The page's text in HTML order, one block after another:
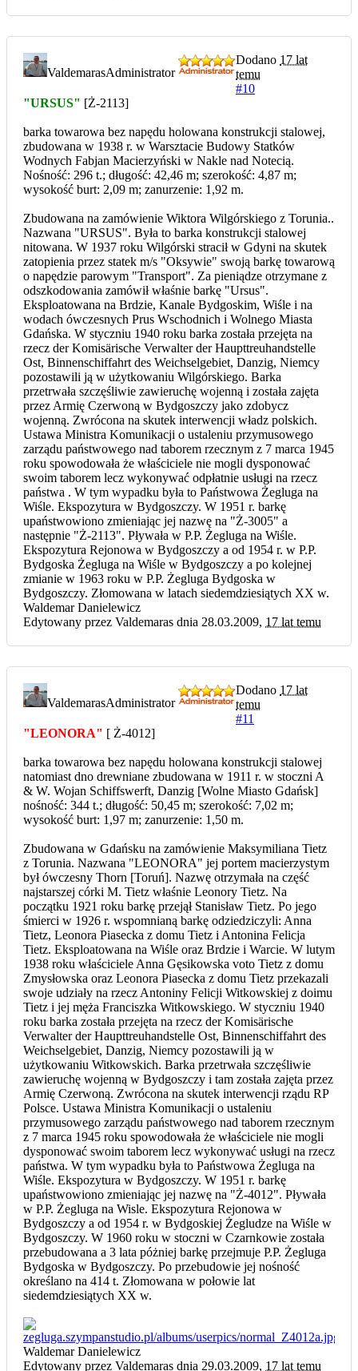
ValdemarasAdministrator
Dodano 17 lat
temu
#10
"URSUS" [Ż-2113]
barka towarowa bez napędu holowana konstrukcji stalowej,
zbudowana w 1938 r. w Warsztacie Budowy Statków
Wodnych Fabjan Macierzyński w Nakle nad Notecią.
Nośność: 296 t.; długość: 42,46 m; szerokość: 4,87 m;
wysokość burt: 2,09 m; zanurzenie: 1,92 m.
Zbudowana na zamówienie Wiktora Wilgórskiego z Torunia..
Nazwana "URSUS". Była to barka konstrukcji stalowej
nitowana. W 1937 roku Wilgórski stracił w Gdyni na skutek
zatopienia przez statek m/s "Oksywie" swoją barkę towarową
o napędzie parowym "Transport". Za pieniądze otrzymane z
odszkodowania zamówił właśnie barkę "Ursus".
Eksploatowana na Brdzie, Kanale Bydgoskim, Wiśle i na
wodach ówczesnych Prus Wschodnich i Wolnego Miasta
Gdańska. W styczniu 1940 roku barka została przejęta na
rzecz der Komisärische Verwalter der Haupttreuhandstelle
Ost, Binnenschiffahrt des Weichselgebiet, Danzig, Niemcy
pozostawili ją w użytkowaniu Wilgórskiego. Barka
przetrwała szczęśliwie zawieruchę wojenną i została zajęta
przez Armię Czerwoną w Bydgoszczy jako zdobycz
wojenną. Zwrócona na skutek interwencji władz polskich.
Ustawa Ministra Komunikacji o ustaleniu przymusowego
zarządu państwowego nad taborem rzecznym z 7 marca 1945
roku spowodowała że właściciele nie mogli dysponować
swoim taborem lecz wykonywać odpłatnie usługi na rzecz
państwa . W tym wypadku była to Państwowa Żegluga na
Wiśle. Ekspozytura w Bydgoszczy. W 1951 r. barkę
upaństwowiono zmieniając jej nazwę na "Ż-3005" a
następnie "Ż-2113". Pływała w P.P. Żegluga na Wiśle.
Ekspozytura Rejonowa w Bydgoszczy a od 1954 r. w P.P.
Bydgoska Żegluga na Wiśle w Bydgoszczy a po kolejnej
zmianie w 1963 roku w P.P. Żegluga Bydgoska w
Bydgoszczy. Złomowana w latach siedemdziesiątych XX w.
Waldemar Danielewicz
Edytowany przez Valdemaras dnia 28.03.2009, 17 lat temu
ValdemarasAdministrator
Dodano 17 lat
temu
#11
"LEONORA" [ Ż-4012]
barka towarowa bez napędu holowana konstrukcji stalowej
natomiast dno drewniane zbudowana w 1911 r. w stoczni A
& W. Wojan Schiffswerft, Danzig [Wolne Miasto Gdańsk]
nośność: 344 t.; długość: 50,45 m; szerokość: 7,02 m;
wysokość burt: 1,97 m; zanurzenie: 1,50 m.
Zbudowana w Gdańsku na zamówienie Maksymiliana Tietz
z Torunia. Nazwana "LEONORA" jej portem macierzystym
był ówczesny Thorn [Toruń]. Nazwę otrzymała na część
najstarszej córki M. Tietz właśnie Leonory Tietz. Na
początku 1921 roku barkę przejął Stanisław Tietz. Po jego
śmierci w 1926 r. wspomnianą barkę odziedziczyli: Anna
Tietz, Leonora Piasecka z domu Tietz i Antonina Felicja
Tietz. Eksploatowana na Wiśle oraz Brdzie i Warcie. W lutym
1938 roku właściciele Anna Gęsikowska voto Tietz z domu
Zmysłowska oraz Leonora Piasecka z domu Tietz przekazali
swoje udziały na rzecz Antoniny Felicji Witkowskiej z doimu
Tietz i jej męża Franciszka Witkowskiego. W styczniu 1940
roku barka została przejęta na rzecz der Komisärische
Verwalter der Haupttreuhandstelle Ost, Binnenschiffahrt des
Weichselgebiet, Danzig, Niemcy pozostawili ją w
użytkowaniu Witkowskich. Barka przetrwała szczęśliwie
zawieruchę wojenną w Bydgoszczy i tam została zajęta przez
Armię Czerwoną. Zwrócona na skutek interwencji rządu RP
Polsce. Ustawa Ministra Komunikacji o ustaleniu
przymusowego zarządu państwowego nad taborem rzecznym
z 7 marca 1945 roku spowodowała że właściciele nie mogli
dysponować swoim taborem lecz wykonywać usługi na rzecz
państwa. W tym wypadku była to Państwowa Żegluga na
Wiśle. Ekspozytura w Bydgoszczy. W 1951 r. barkę
upaństwowiono zmieniając jej nazwę na "Ż-4012". Pływała
w P.P. Żegluga na Wisle. Ekspozytura Rejonowa w
Bydgoszczy a od 1954 r. w Bydgoskiej Żegludze na Wiśle w
Bydgoszczy. W 1960 roku w stoczni w Czarnkowie została
przebudowana a 3 lata póżniej barkę przejmuje P.P. Żegluga
Bydgoska w Bydgoszczy. Po przebudowie jej nośność
określano na 414 t. Złomowana w połowie lat
siedemdziesiątych XX w.
Waldemar Danielewicz
Edytowany przez Valdemaras dnia 29.03.2009, 17 lat temu